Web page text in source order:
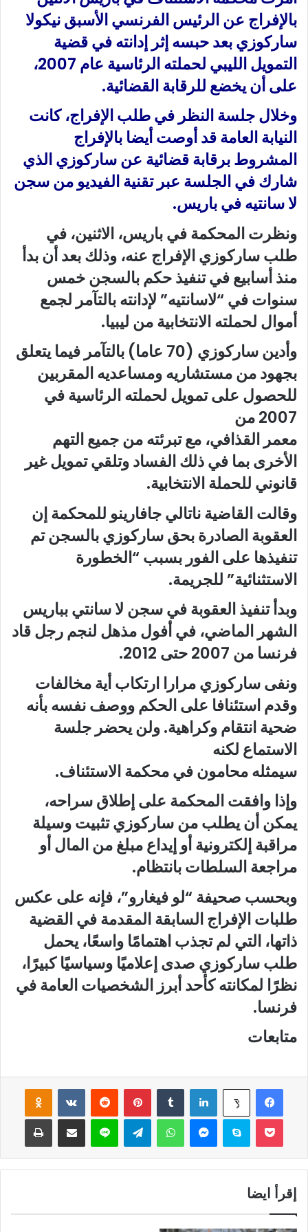
بالإفراج عن الرئيس الفرنسي الأسبق نيكولا
ساركوزي بعد حبسه إثر إدانته في قضية
التمويل الليبي لحملته الرئاسية عام 2007،
على أن يخضع للرقابة القضائية.
وخلال جلسة النظر في طلب الإفراج، كانت
النيابة العامة قد أوصت أيضا بالإفراج
المشروط برقابة قضائية عن ساركوزي الذي
شارك في الجلسة عبر تقنية الفيديو من سجن
لا سانتيه في باريس.
ونظرت المحكمة في باريس، الاثنين، في
طلب ساركوزي الإفراج عنه، وذلك بعد أن بدأ
منذ أسابيع في تنفيذ حكم بالسجن خمس
سنوات في “لاسانتيه” لإدانته بالتآمر لجمع
أموال لحملته الانتخابية من ليبيا.
وأدين ساركوزي (70 عاما) بالتآمر فيما يتعلق
بجهود من مستشاريه ومساعديه المقربين
للحصول على تمويل لحملته الرئاسية في
2007 من
معمر القذافي، مع تبرئته من جميع التهم
الأخرى بما في ذلك الفساد وتلقي تمويل غير
قانوني للحملة الانتخابية.
وقالت القاضية ناتالي جافارينو للمحكمة إن
العقوبة الصادرة بحق ساركوزي بالسجن تم
تنفيذها على الفور بسبب “الخطورة
الاستثنائية” للجريمة.
وبدأ تنفيذ العقوبة في سجن لا سانتي بباريس
الشهر الماضي، في أفول مذهل لنجم رجل قاد
فرنسا من 2007 حتى 2012.
ونفى ساركوزي مرارا ارتكاب أية مخالفات
وقدم استئنافا على الحكم ووصف نفسه بأنه
ضحية انتقام وكراهية. ولن يحضر جلسة
الاستماع لكنه
سيمثله محامون في محكمة الاستئناف.
وإذا وافقت المحكمة على إطلاق سراحه،
يمكن أن يطلب من ساركوزي تثبيت وسيلة
مراقبة إلكترونية أو إيداع مبلغ من المال أو
مراجعة السلطات بانتظام.
وبحسب صحيفة “لو فيغارو”، فإنه على عكس
طلبات الإفراج السابقة المقدمة في القضية
ذاتها، التي لم تجذب اهتمامًا واسعًا، يحمل
طلب ساركوزي صدى إعلاميًا وسياسيًا كبيرًا،
نظرًا لمكانته كأحد أبرز الشخصيات العامة في
فرنسا.
متابعات
فيسبوك ‫X لينكدإن بينتيريست
سكايب واتساب لاين
إقرأ ايضا